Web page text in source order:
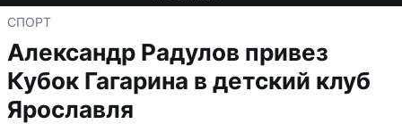
СПОРТ
Александр Радулов привез
Кубок Гагарина в детский клуб
Ярославля